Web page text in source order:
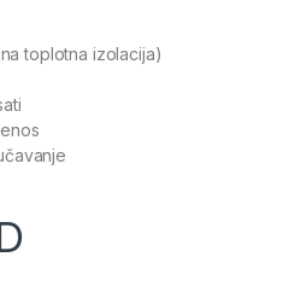
toplotna izolacija)